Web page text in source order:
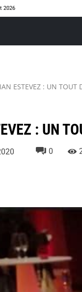
2026
ESTEVEZ : UN TOUT
: UN
0